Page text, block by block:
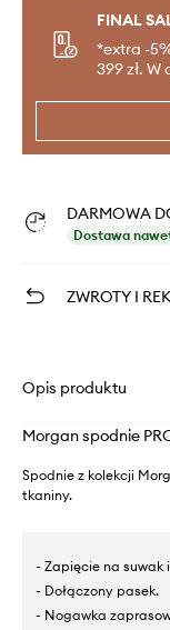
FINAL
*extra -
399 zł.
DARMOWA
Dostawa
ZWROTY I
Opis produktu
Morgan spodnie
Spodnie z kolekcji
tkaniny.
- Zapięcie na suwak
- Dołączony pasek.
- Nogawka